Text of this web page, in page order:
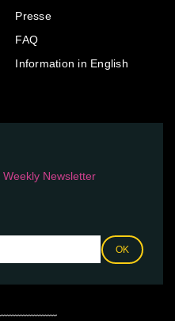
Presse
FAQ
Information in English
Weekly Newsletter
OK